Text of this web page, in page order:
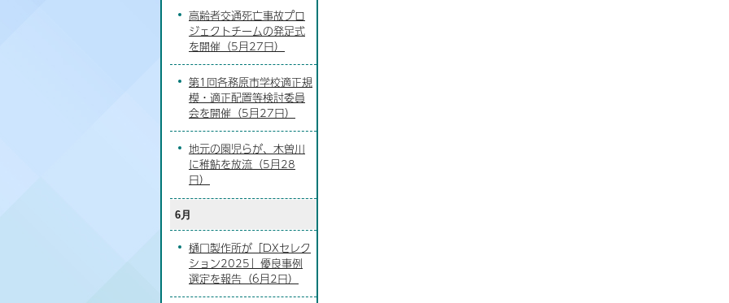
高齢者交通死亡事故プロ
ジェクトチームの発足式
を開催（5月27日）
第1回各務原市学校適正規
模・適正配置等検討委員
会を開催（5月27日）
地元の園児らが、木曽川
に稚鮎を放流（5月28
日）
6月
樋口製作所が「DXセレク
ション2025」優良事例
選定を報告（6月2日）